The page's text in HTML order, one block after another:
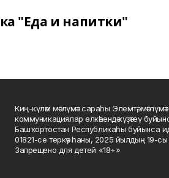
"Еда и напитки"
Киң-күләм мәғлүмәт сараһы Элемтә,
коммуникациялар өлкәһендә күҙәтеү
Башҡортостан Республикаһы буйынса
01821-се теркәү һаны, 2025 йылдың 19-
Запрещено для детей «18+»